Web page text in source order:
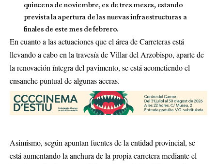
quincena de noviembre, es de tres meses, estando
prevista la apertura de las nuevas infraestructuras a
finales de este mes de febrero.
En cuanto a las actuaciones que el área de Carreteras está
llevando a cabo en la travesía de Villar del Arzobispo, aparte de
la renovación íntegra del pavimento, se está acometiendo el
ensanche puntual de algunas aceras.
Asimismo, según apuntan fuentes de la entidad provincial, se
está aumentando la anchura de la propia carretera mediante el